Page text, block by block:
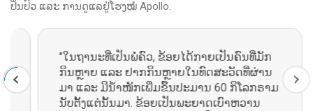
ປິ່ນປົວ ແລະ ການດູແລຢູ່ໂຮງໝໍ Apollo.
"ໃນຖານະທີ່ເປັນພໍ່ຄົວ, ຂ້ອຍໄດ້ກາຍເປັນຄົນທີ່ມັກ
ກິນຫຼາຍ ແລະ ຢາກກິນຫຼາຍໃນທົດສະວັດທີ່ຜ່ານ
ມາ ແລະ ມີນ້ຳໜັກເພີ່ມຂຶ້ນປະມານ 60 ກິໂລກຣາມ
ນັບຕັ້ງແຕ່ນັ້ນມາ. ຂ້ອຍເປັນພະຍາດເບົາຫວານ